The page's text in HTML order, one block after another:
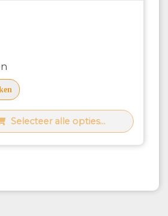
Selecteer alle opties...